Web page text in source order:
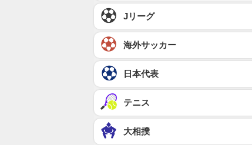
Jリーグ
海外サッカー
日本代表
テニス
大相撲